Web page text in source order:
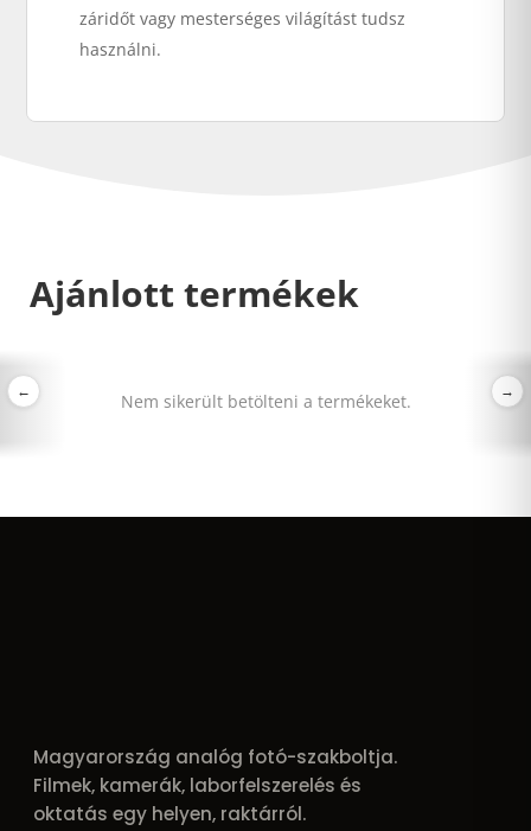
záridőt vagy mesterséges világítást tudsz
használni.
Ajánlott termékek
← →
Nem sikerült betölteni a termékeket.
Magyarország analóg fotó-szakboltja.
Filmek, kamerák, laborfelszerelés és
oktatás egy helyen, raktárról.